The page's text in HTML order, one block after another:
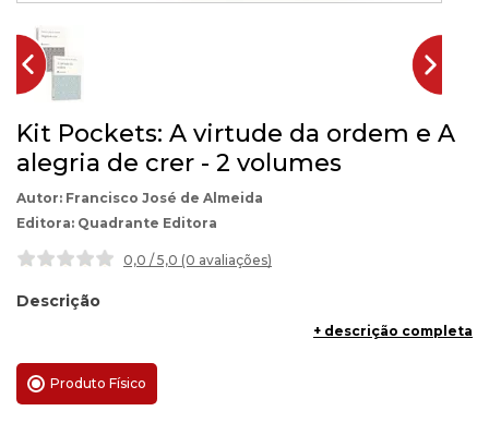
Kit Pockets: A virtude da ordem e A
alegria de crer - 2 volumes
Francisco José de Almeida
Quadrante Editora
0,0 / 5,0 (0 avaliações)
Descrição
Dupla A Virtude da Ordem e Alegria de Crer+ descrição completa
Produto Físico